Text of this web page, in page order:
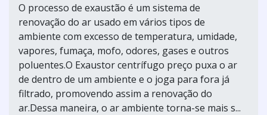
O processo de exaustão é um sistema de
renovação do ar usado em vários tipos de
ambiente com excesso de temperatura, umidade,
vapores, fumaça, mofo, odores, gases e outros
poluentes.O Exaustor centrífugo preço puxa o ar
de dentro de um ambiente e o joga para fora já
filtrado, promovendo assim a renovação do
ar.Dessa maneira, o ar ambiente torna-se mais s...